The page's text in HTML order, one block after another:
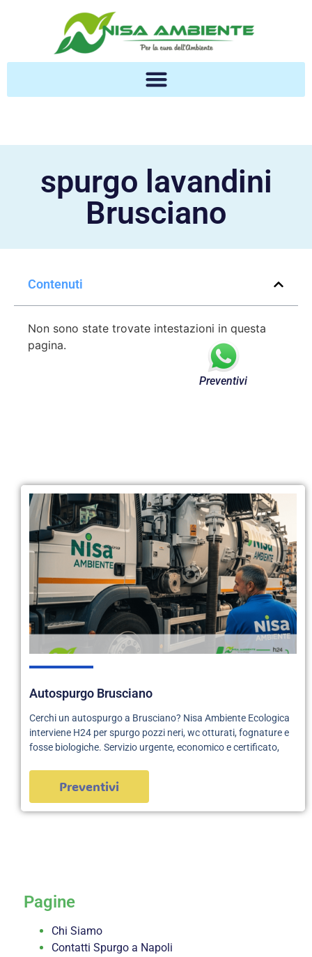
spurgo lavandini
Brusciano
Contenuti
Non sono state trovate intestazioni in questa
pagina.
Autospurgo Brusciano
Cerchi un autospurgo a Brusciano? Nisa Ambiente Ecologica
interviene H24 per spurgo pozzi neri, wc otturati, fognature e
fosse biologiche. Servizio urgente, economico e certificato,
Preventivi
Pagine
Chi Siamo
Contatti Spurgo a Napoli
Preventivi